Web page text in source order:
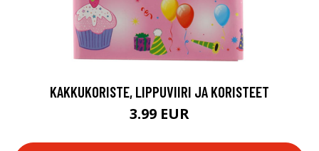
KAKKUKORISTE, LIPPUVIIRI JA KORISTEET
3.99 EUR